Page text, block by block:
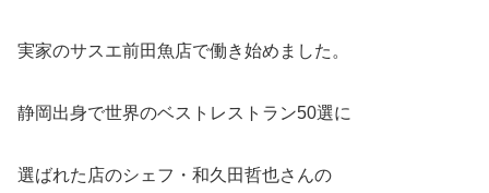
実家のサスエ前田魚店で働き始めました。
静岡出身で世界のベストレストラン50選に
選ばれた店のシェフ・和久田哲也さんの